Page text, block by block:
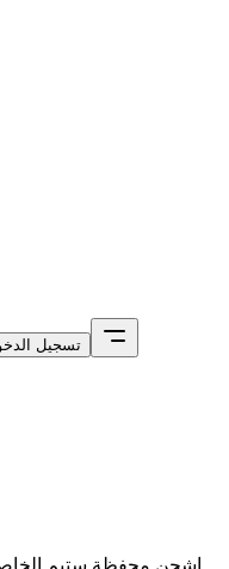
تسجيل